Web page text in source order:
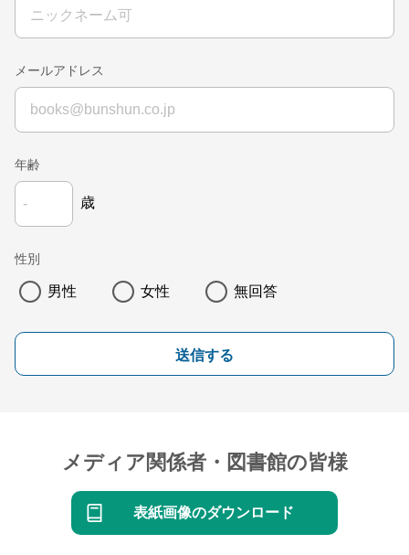
メールアドレス
年齢
歳
性別
男性 女性 無回答
送信する
メディア関係者・図書館の皆様
表紙画像のダウンロード